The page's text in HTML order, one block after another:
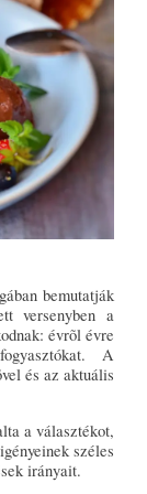
bemutatják
versenyben a
évrõl évre
A
és az aktuális
a választékot,
széles
irányait.